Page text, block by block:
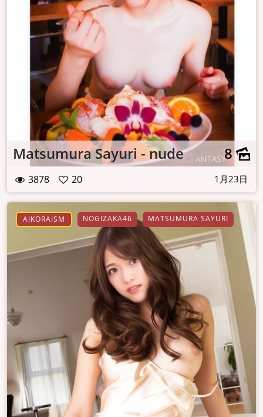
Matsumura Sayuri - nude 8
3878 20 1月23日
AIKORAISM NOGIZAKA46 MATSUMURA SAYURI